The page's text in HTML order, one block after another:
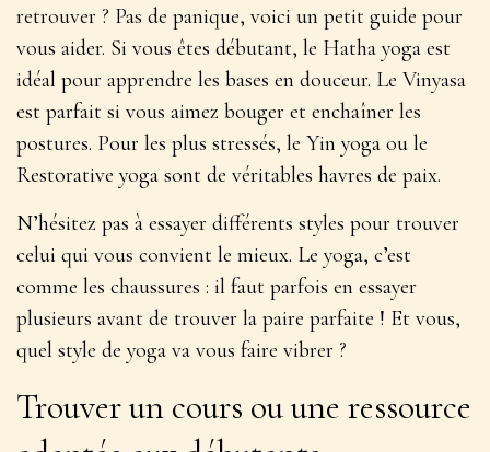
retrouver ? Pas de panique, voici un petit guide pour
vous aider. Si vous êtes débutant, le Hatha yoga est
idéal pour apprendre les bases en douceur. Le Vinyasa
est parfait si vous aimez bouger et enchaîner les
postures. Pour les plus stressés, le Yin yoga ou le
Restorative yoga sont de véritables havres de paix.
N’hésitez pas à essayer différents styles pour trouver
celui qui vous convient le mieux. Le yoga, c’est
comme les chaussures : il faut parfois en essayer
plusieurs avant de trouver la paire parfaite ! Et vous,
quel style de yoga va vous faire vibrer ?
Trouver un cours ou une ressource